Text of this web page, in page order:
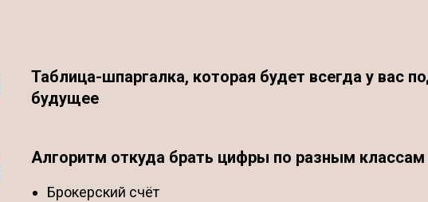
Таблица-шпаргалка, которая будет всегда у вас
будущее
Алгоритм откуда брать цифры по разным классам
Брокерский счёт